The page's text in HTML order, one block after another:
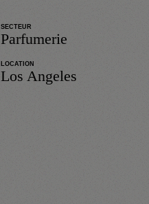
SECTEUR
Parfumerie
LOCATION
Los Angeles